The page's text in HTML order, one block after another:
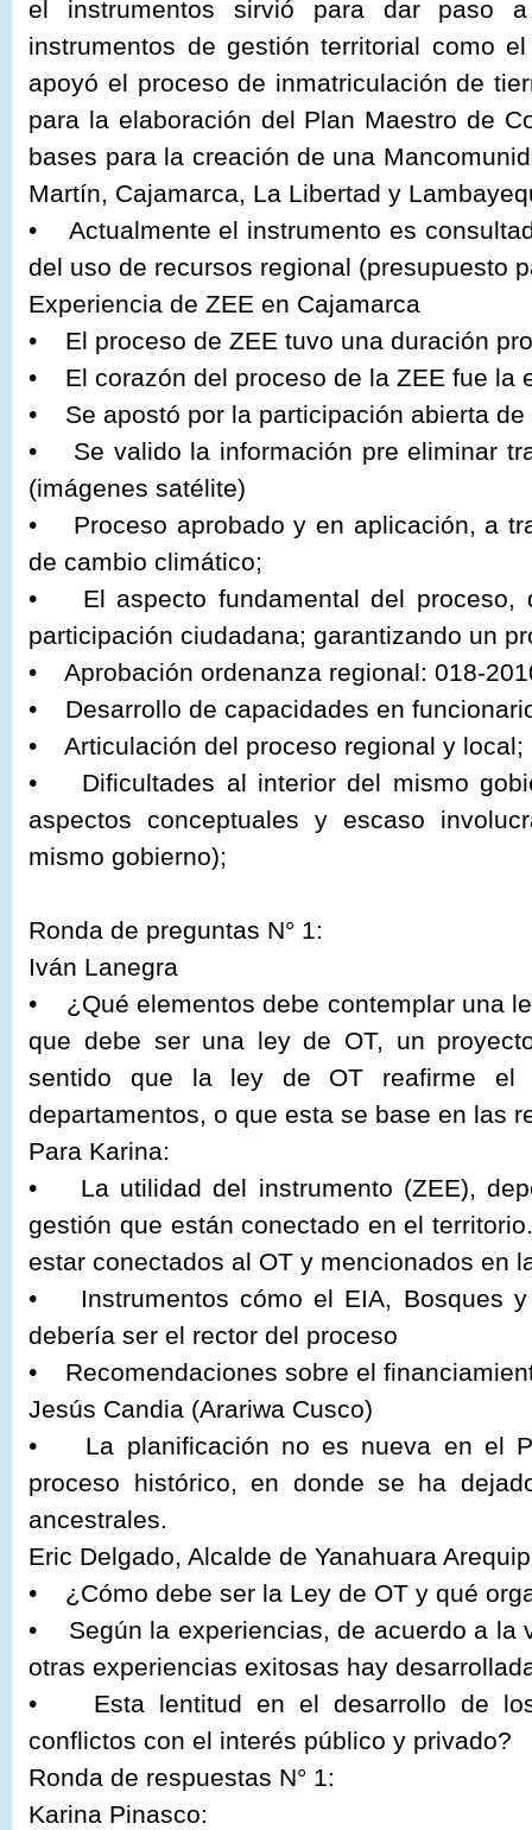
el instrumentos sirvió para dar paso
instrumentos de gestión territorial como
apoyó el proceso de inmatriculación de
para la elaboración del Plan Maestro de
bases para la creación de una
Martín, Cajamarca, La Libertad y
• Actualmente el instrumento es
del uso de recursos regional (presupuesto
Experiencia de ZEE en Cajamarca
• El proceso de ZEE tuvo una duración
• El corazón del proceso de la ZEE fue la
• Se apostó por la participación abierta de
• Se valido la información pre eliminar
(imágenes satélite)
• Proceso aprobado y en aplicación, a
de cambio climático;
• El aspecto fundamental del proceso,
participación ciudadana; garantizando un
• Aprobación ordenanza regional: 018-
• Desarrollo de capacidades en
• Articulación del proceso regional y local;
• Dificultades al interior del mismo
aspectos conceptuales y escaso
mismo gobierno);
Ronda de preguntas N° 1:
Iván Lanegra
• ¿Qué elementos debe contemplar una
que debe ser una ley de OT, un
sentido que la ley de OT reafirme el
departamentos, o que esta se base en las
Para Karina:
• La utilidad del instrumento (ZEE),
gestión que están conectado en el
estar conectados al OT y mencionados en
• Instrumentos cómo el EIA, Bosques
debería ser el rector del proceso
• Recomendaciones sobre el
Jesús Candia (Arariwa Cusco)
• La planificación no es nueva en el
proceso histórico, en donde se ha
ancestrales.
Eric Delgado, Alcalde de Yanahuara
• ¿Cómo debe ser la Ley de OT y qué
• Según la experiencias, de acuerdo a la
otras experiencias exitosas hay
• Esta lentitud en el desarrollo de
conflictos con el interés público y privado?
Ronda de respuestas N° 1:
Karina Pinasco: